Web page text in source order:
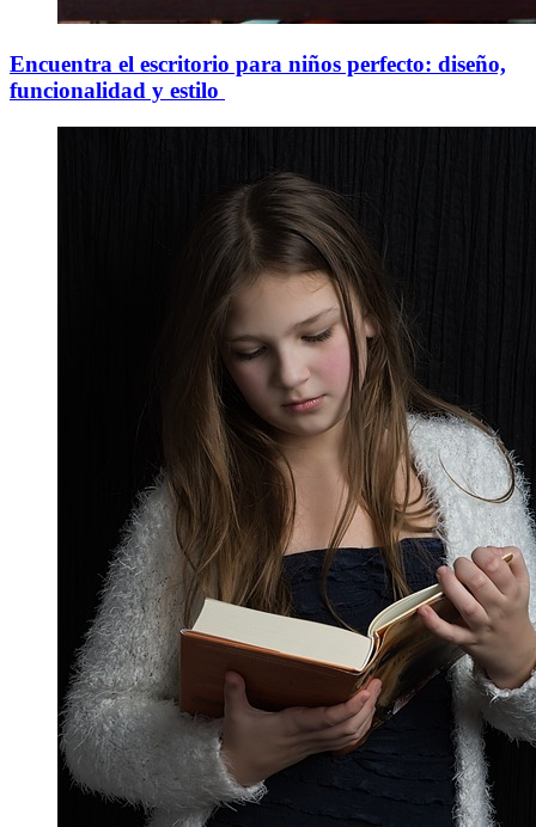
Encuentra el escritorio para niños perfecto: diseño,
funcionalidad y estilo